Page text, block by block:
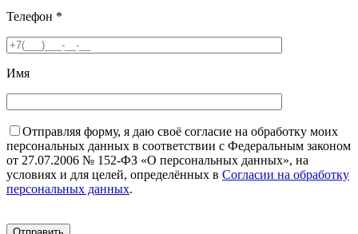
Телефон *
Имя
Отправляя форму, я даю своё согласие на обработку моих
персональных данных в соответствии с Федеральным законом
от 27.07.2006 № 152-ФЗ «О персональных данных», на
условиях и для целей, определённых в Согласии на обработку
персональных данных.